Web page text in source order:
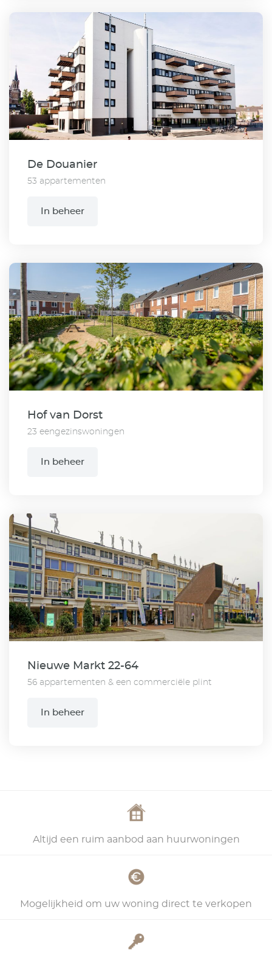
De Douanier
53 appartementen
In beheer
Hof van Dorst
23 eengezinswoningen
In beheer
Nieuwe Markt 22-64
56 appartementen & een commerciële plint
In beheer
Altijd een ruim aanbod aan huurwoningen
Mogelijkheid om uw woning direct te verkopen